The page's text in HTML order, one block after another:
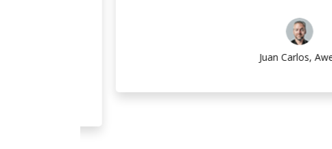
Juan Carlos, Aweb